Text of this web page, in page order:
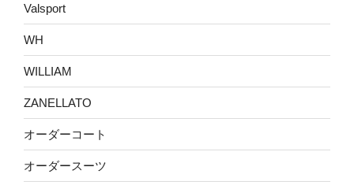
Valsport
WH
WILLIAM
ZANELLATO
オーダーコート
オーダースーツ